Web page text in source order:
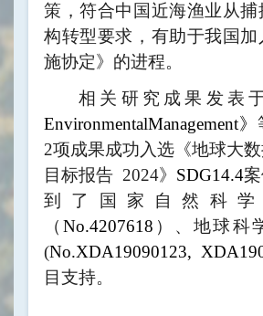
策，符合中国近海渔业从
构转型要求，有助于我国加
施协定》 的进程。
相关研究成果发表
EnvironmentalManagement》
2项成果成功入选《地球大
目标报告 2024》 SDG14.4
到了国家自然科学
（No.4207618 ）、地球科
(No.XDA19090123,
目支持。